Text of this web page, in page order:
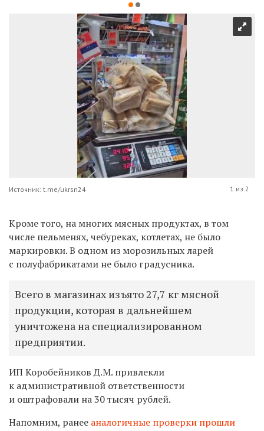
Источник: t.me/ukrsn24 1 из 2
Кроме того, на многих мясных продуктах, в том
числе пельменях, чебуреках, котлетах, не было
маркировки.В одном из морозильных ларей
с полуфабрикатами не было градусника.
Всего в магазинах изъято 27,7 кг мясной
продукции, которая в дальнейшем
уничтожена на специализированном
предприятии.
ИП Коробейников Д.М. привлекли
к административной ответственности
и оштрафовали на 30 тысяч рублей.
Напомним, ранее аналогичные проверки прошли